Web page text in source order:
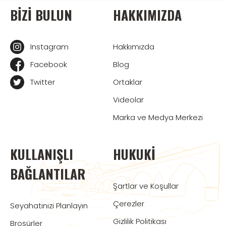
BIZI BULUN
Instagram
Facebook
Twitter
HAKKIMIZDA
Hakkımızda
Blog
Ortaklar
Videolar
Marka ve Medya Merkezi
KULLANIŞLI
BAĞLANTILAR
Seyahatinizi Planlayın
Broşürler
HUKUKI
Şartlar ve Koşullar
Çerezler
Gizlilik Politikası